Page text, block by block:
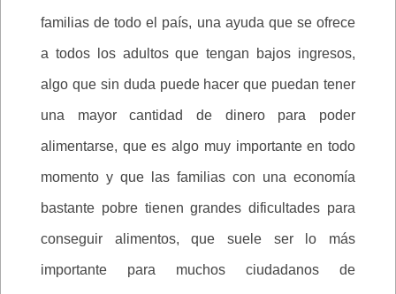
familias de todo el país, una ayuda que se ofrece
a todos los adultos que tengan bajos ingresos,
algo que sin duda puede hacer que puedan tener
una mayor cantidad de dinero para poder
alimentarse, que es algo muy importante en todo
momento y que las familias con una economía
bastante pobre tienen grandes dificultades para
conseguir alimentos, que suele ser lo más
importante para muchos ciudadanos de